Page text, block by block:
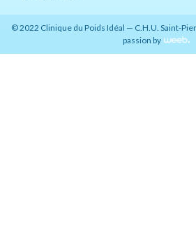
© 2022 Clinique du Poids Idéal — C.H.U. Saint-
passion by